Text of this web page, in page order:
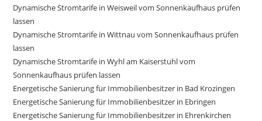
Dynamische Stromtarife in Weisweil vom Sonnenkaufhaus prüfen
lassen
Dynamische Stromtarife in Wittnau vom Sonnenkaufhaus prüfen
lassen
Dynamische Stromtarife in Wyhl am Kaiserstuhl vom
Sonnenkaufhaus prüfen lassen
Energetische Sanierung für Immobilienbesitzer in Bad Krozingen
Energetische Sanierung für Immobilienbesitzer in Ebringen
Energetische Sanierung für Immobilienbesitzer in Ehrenkirchen